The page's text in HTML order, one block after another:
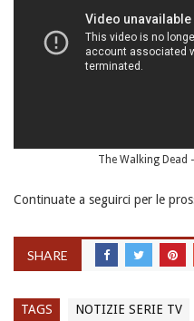
The Walking Dead
Continuate a seguirci per le
SHARE
TAGS NOTIZIE SERIE TV